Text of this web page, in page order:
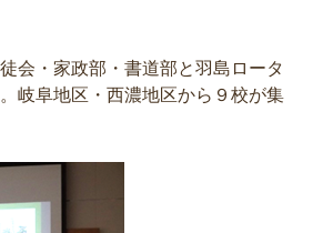
会・家政部・書道部と羽島ロータ
岐阜地区・西濃地区から９校が集